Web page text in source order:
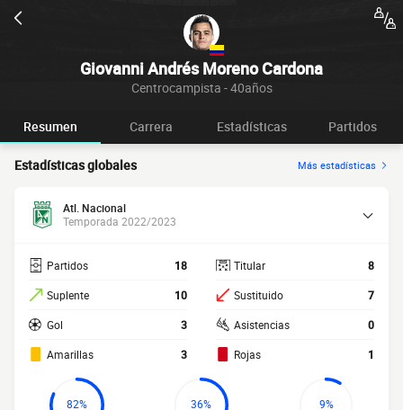
Giovanni Andrés Moreno Cardona
Centrocampista - 40años
Resumen Carrera Estadísticas Partidos
Estadísticas globales Más estadísticas
Atl. Nacional
Temporada 2022/2023
Partidos 18
Suplente 10
Gol 3
Amarillas 3
Titular 8
Sustituido 7
Asistencias 0
Rojas 1
82% 36% 9%